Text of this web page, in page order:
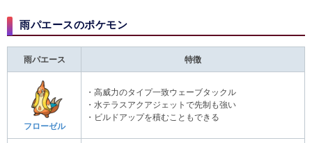
雨パエースのポケモン
雨パエース 特徴
フローゼル
・高威力のタイプ一致ウェーブタックル
・水テラスアクアジェットで先制も強い
・ビルドアップを積むこともできる